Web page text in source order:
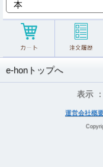
e-honトップへ
表示 ：
運営会社概